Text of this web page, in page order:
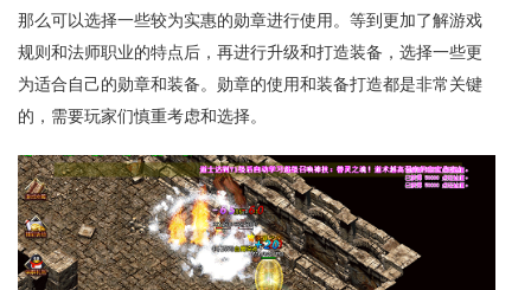
那么可以选择一些较为实惠的勋章进行使用。等到更加了解游戏
规则和法师职业的特点后，再进行升级和打造装备，选择一些更
为适合自己的勋章和装备。勋章的使用和装备打造都是非常关键
的，需要玩家们慎重考虑和选择。